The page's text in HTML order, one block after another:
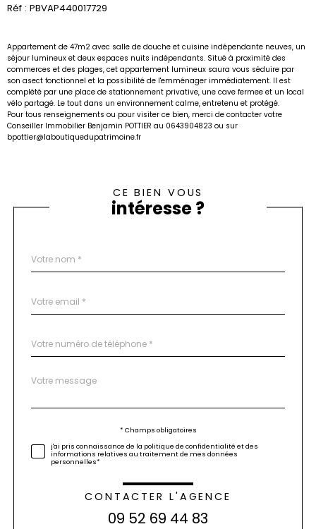
Réf : PBVAP440017729
Appartement de 47m2 avec salle de douche et cuisine indépendante neuves, un
séjour lumineux et deux espaces nuits indépendants. Situé à proximité des
commerces et des plages, cet appartement lumineux saura vous séduire par
son asect fonctionnel et la possibilité de l'emménager immédiatement. Il est
complété par une place de stationnement privative, une cave fermee et un local
vélo partagé. Le tout dans un environnement calme, entretenu et protégé.
Pour tous renseignements ou pour visiter ce bien, merci de contacter votre
Conseiller Immobilier Benjamin POTTIER au 0643904823 ou sur
bpottier@laboutiquedupatrimoine.fr
CE BIEN VOUS
intéresse ?
par
*
*
*
Fieldset
Message
*
* Champs obligatoires
j'ai pris connaissance de la politique de confidentialité et des
informations relatives au traitement de mes données
personnelles*
CONTACTER L'AGENCE
09 52 69 44 83